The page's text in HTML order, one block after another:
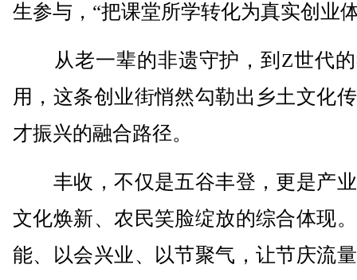
生参与，“把课堂所学转化为真实创业
从老一辈的非遗守护，到Z世代的
用，这条创业街悄然勾勒出乡土文化
才振兴的融合路径。
丰收，不仅是五谷丰登，更是产
文化焕新、农民笑脸绽放的综合体现
能、以会兴业、以节聚气，让节庆流